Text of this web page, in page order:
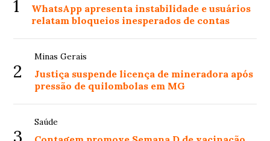
1
WhatsApp apresenta instabilidade e usuários
relatam bloqueios inesperados de contas
2
Minas Gerais
Justiça suspende licença de mineradora após
pressão de quilombolas em MG
3
Saúde